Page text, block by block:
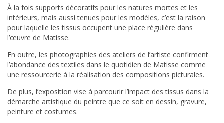
À la fois supports décoratifs pour les natures mortes et les
intérieurs, mais aussi tenues pour les modèles, c’est la raison
pour laquelle les tissus occupent une place régulière dans
l’œuvre de Matisse.
En outre, les photographies des ateliers de l’artiste confirment
l’abondance des textiles dans le quotidien de Matisse comme
une ressourcerie à la réalisation des compositions picturales.
De plus, l’exposition vise à parcourir l’impact des tissus dans la
démarche artistique du peintre que ce soit en dessin, gravure,
peinture et costumes.